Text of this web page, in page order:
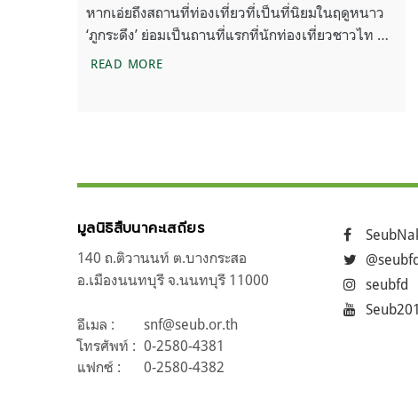
หากเอ่ยถึงสถานที่ท่องเที่ยวที่เป็นที่นิยมในฤดูหนาว
‘ภูกระดึง’ ย่อมเป็นถานที่แรกที่นักท่องเที่ยวชาวไท …
READ MOREสาส์นสืบ – กระเช้าภูกระดึง มโนโปรเจ็คท์
มูลนิธิสืบนาคะเสถียร
140 ถ.ติวานนท์ ต.บางกระสอ
อ.เมืองนนทบุรี จ.นนทบุรี 11000
อีเมล :
snf@seub.or.th
โทรศัพท์ : 0-2580-4381
แฟกซ์ :
0-2580-4382
seubfd